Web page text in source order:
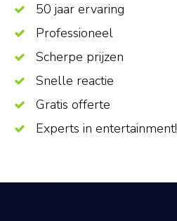
50 jaar ervaring
Professioneel
Scherpe prijzen
Snelle reactie
Gratis offerte
Experts in entertainment!